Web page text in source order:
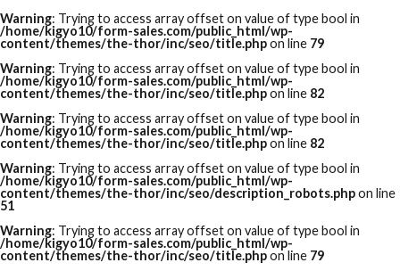
Warning: Trying to access array offset on value of type bool in
/home/kigyo10/form-sales.com/public_html/wp-
content/themes/the-thor/inc/seo/title.phpon line 79
Warning: Trying to access array offset on value of type bool in
/home/kigyo10/form-sales.com/public_html/wp-
content/themes/the-thor/inc/seo/title.phpon line 82
Warning: Trying to access array offset on value of type bool in
/home/kigyo10/form-sales.com/public_html/wp-
content/themes/the-thor/inc/seo/title.phpon line 82
Warning: Trying to access array offset on value of type bool in
/home/kigyo10/form-sales.com/public_html/wp-
content/themes/the-thor/inc/seo/description_robots.phpon line
51
Warning: Trying to access array offset on value of type bool in
/home/kigyo10/form-sales.com/public_html/wp-
content/themes/the-thor/inc/seo/title.phpon line 79